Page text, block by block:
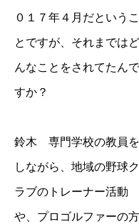
０１７年４月だというこ
とですが、それまではど
んなことをされてたんで
すか？
鈴木 専門学校の教員を
しながら、地域の野球ク
ラブのトレーナー活動
や、プロゴルファーの